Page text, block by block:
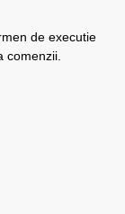
de executie
comenzii.